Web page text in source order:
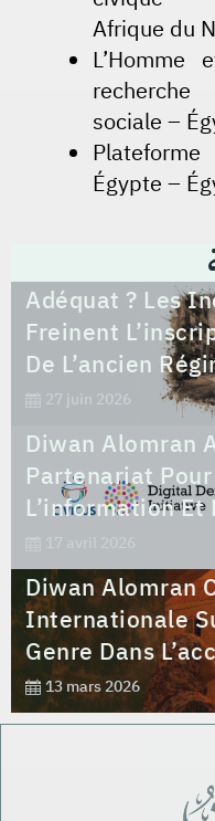
Afrique du
sociale –
Égypte –
Logement
Adéquat ? Les
Freinent
De L’ancien
27 juin 2026
Diwan Alomran
Partenariat Pour
L’information
Diwan Alomran
Internationale
Genre Dans
13 mars 2026